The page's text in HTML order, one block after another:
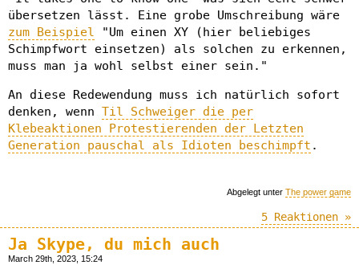
übersetzen lässt. Eine grobe Umschreibung wäre
zum Beispiel "Um einen XY (hier beliebiges
Schimpfwort einsetzen) als solchen zu erkennen,
muss man ja wohl selbst einer sein."
An diese Redewendung muss ich natürlich sofort
denken, wenn Til Schweiger die per
Klebeaktionen Protestierenden der Letzten
Generation pauschal als Idioten beschimpft .
Abgelegt unter The power game
5 Reaktionen »
Ja Skype, du mich auch
March 29th, 2023, 15:24